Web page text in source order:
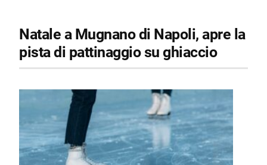
Natale a Mugnano di Napoli, apre la
pista di pattinaggio su ghiaccio